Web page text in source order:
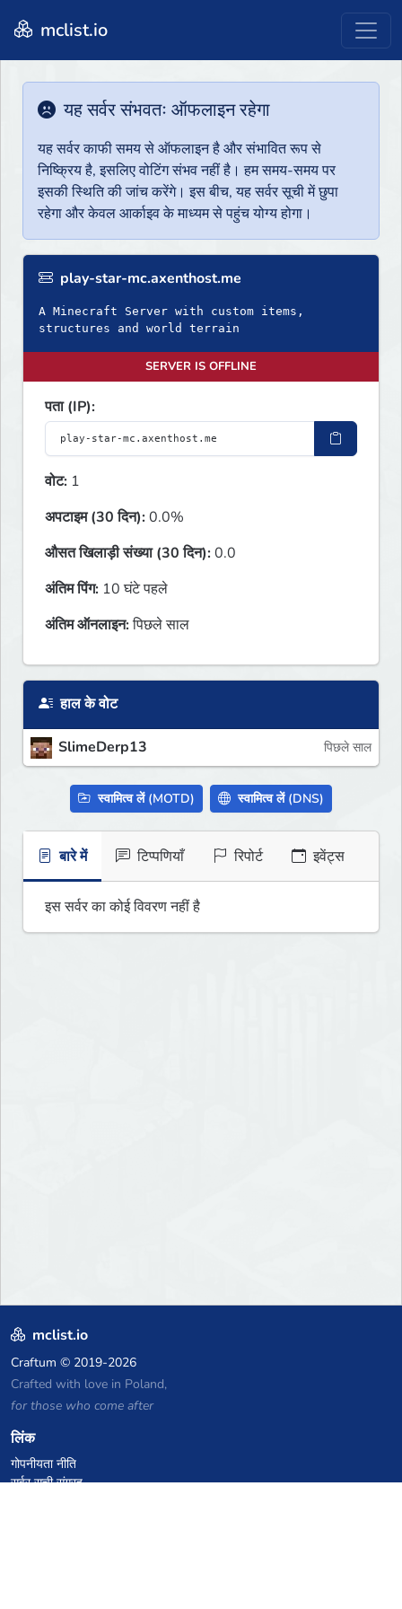
mclist.io
यह सर्वर संभवतः ऑफलाइन रहेगा
यह सर्वर काफी समय से ऑफलाइन है और संभावित रूप से
निष्क्रिय है, इसलिए वोटिंग संभव नहीं है। हम समय-समय पर
इसकी स्थिति की जांच करेंगे। इस बीच, यह सर्वर सूची में छुपा
रहेगा और केवल आर्काइव के माध्यम से पहुंच योग्य होगा।
play-star-mc.axenthost.me
A Minecraft Server with custom items,
structures and world terrain
SERVER IS OFFLINE
पता (IP):
वोट: 1
अपटाइम (30 दिन):0.0%
औसत खिलाड़ी संख्या (30 दिन):0.0
अंतिम पिंग: 10 घंटे पहले
अंतिम ऑनलाइन:पिछले साल
हाल के वोट
SlimeDerp13 पिछले साल
स्वामित्व लें (MOTD) स्वामित्व लें (DNS)
बारे में टिप्पणियाँ रिपोर्ट इवेंट्स
इस सर्वर का कोई विवरण नहीं है
mclist.io
Craftum © 2019-2026
Crafted with love in Poland,
for those who come after
लिंक
गोपनीयता नीति
सर्वर सूची संग्रह